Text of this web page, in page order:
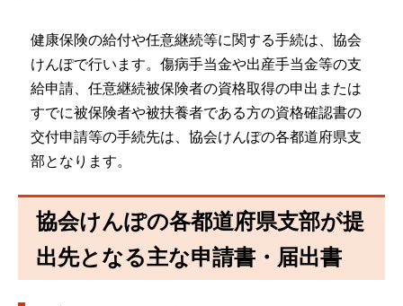
健康保険の給付や任意継続等に関する手続は、協会
けんぽで行います。傷病手当金や出産手当金等の支
給申請、任意継続被保険者の資格取得の申出または
すでに被保険者や被扶養者である方の資格確認書の
交付申請等の手続先は、協会けんぽの各都道府県支
部となります。
協会けんぽの各都道府県支部が提
出先となる主な申請書・届出書